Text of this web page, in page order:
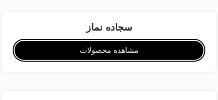
سجاده نماز
مشاهده محصولات